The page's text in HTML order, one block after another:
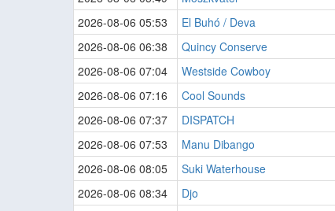
2026-08-06 05:53
El Buhó / Deva
2026-08-06 06:38
Quincy Conserve
2026-08-06 07:04
Westside Cowboy
2026-08-06 07:16
Cool Sounds
2026-08-06 07:37
DISPATCH
2026-08-06 07:53
Manu Dibango
2026-08-06 08:05
Suki Waterhouse
2026-08-06 08:34
Djo